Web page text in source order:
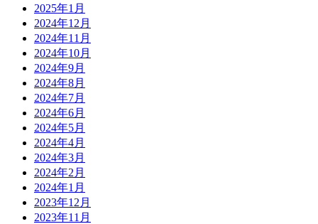
2025年1月
2024年12月
2024年11月
2024年10月
2024年9月
2024年8月
2024年7月
2024年6月
2024年5月
2024年4月
2024年3月
2024年2月
2024年1月
2023年12月
2023年11月